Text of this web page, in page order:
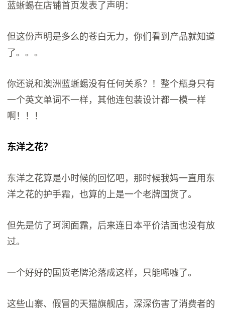
蓝蜥蜴在店铺首页发表了声明：
但这份声明是多么的苍白无力，你们看到产品就知道
了。。。
你还说和澳洲蓝蜥蜴没有任何关系？！整个瓶身只有
一个英文单词不一样，其他连包装设计都一模一样
啊！！！
东洋之花？
东洋之花算是小时候的回忆吧，那时候我妈一直用东
洋之花的护手霜，也算的上是一个老牌国货了。
但先是仿了珂润面霜，后来连日本平价洁面也没有放
过。
一个好好的国货老牌沦落成这样，只能唏嘘了。
这些山寨、假冒的天猫旗舰店，深深伤害了消费者的